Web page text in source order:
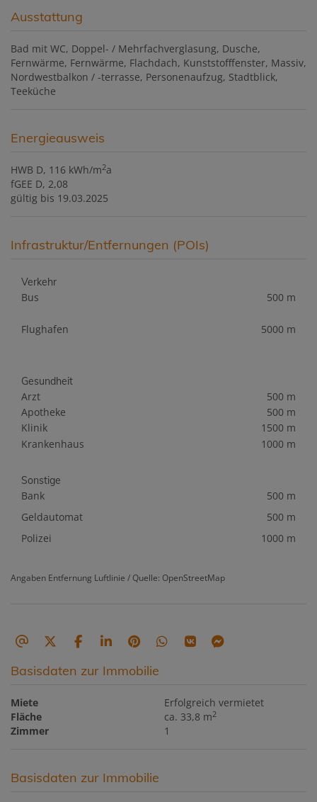
Ausstattung
Bad mit WC Doppel- / Mehrfachverglasung Dusche
Fernwärme Fernwärme Flachdach Kunststofffenster Massiv
Nordwestbalkon / -terrasse Personenaufzug Stadtblick
Teeküche
Energieausweis
HWB D, 116 kWh/m2a
fGEE D, 2,08
gültig bis 19.03.2025
Infrastruktur/Entfernungen (POIs)
Verkehr
Bus 500 m
Flughafen 5000 m
Gesundheit
Arzt
500 m
Apotheke
500 m
Klinik
1500 m
Krankenhaus
1000 m
Sonstige
Bank
500 m
Geldautomat
500 m
Polizei
1000 m
Angaben Entfernung Luftlinie / Quelle: OpenStreetMap
Basisdaten zur Immobilie
Miete
Erfolgreich vermietet
Fläche
ca. 33,8 m2
Zimmer 1
Basisdaten zur Immobilie